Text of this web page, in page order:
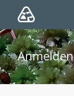
Anmelden